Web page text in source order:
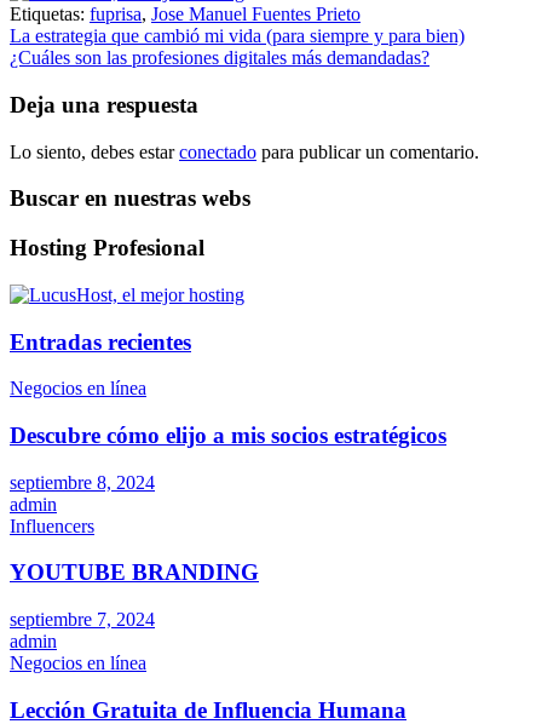
Etiquetas: fuprisa, Jose Manuel Fuentes Prieto
Navegación
de
entradas
La estrategia que cambió mi vida (para siempre y para bien)
¿Cuáles son las profesiones digitales más demandadas?
Deja una respuesta
Lo siento, debes estarconectado para publicar un comentario.
Buscar en nuestras webs
Hosting Profesional
Entradas recientes
Negocios en línea
Descubre cómo elijo a mis socios estratégicos
septiembre 8, 2024
admin
Influencers
YOUTUBE BRANDING
septiembre 7, 2024
admin
Negocios en línea
Lección Gratuita de Influencia Humana